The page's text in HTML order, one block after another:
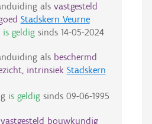
als vastgesteld
Stadskern Veurne
is geldigsinds 14-05-2024
als beschermd
intrinsiek Stadskern
is geldigsinds 09-06-1995
vastgesteld bouwkundig